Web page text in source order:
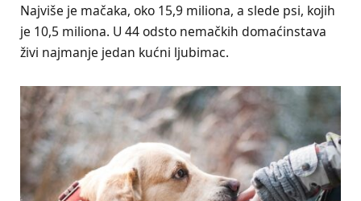
Najviše je mačaka, oko 15,9 miliona, a slede psi, kojih
je 10,5 miliona. U 44 odsto nemačkih domaćinstava
živi najmanje jedan kućni ljubimac.